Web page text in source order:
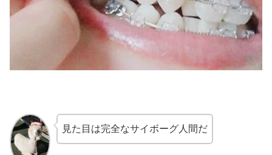
見た目は完全なサイボーグ人間だ